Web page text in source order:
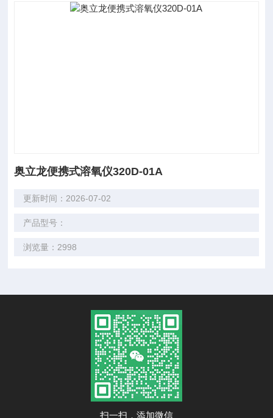
奥立龙便携式溶氧仪320D-01A
更新时间：2026-07-02
产品型号：
浏览量：2998
扫一扫，添加微信